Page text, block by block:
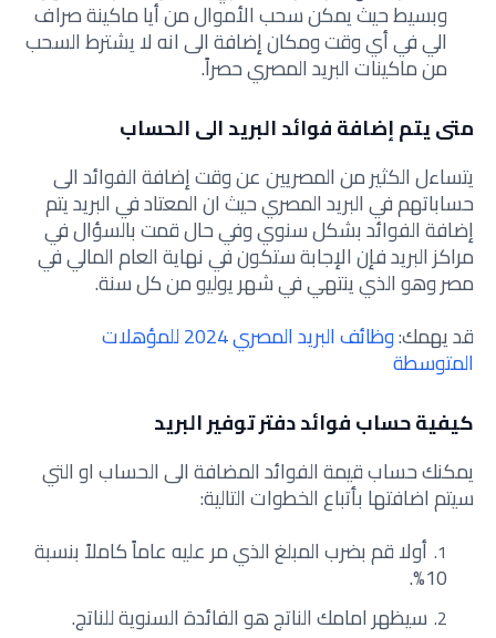
وبسيط حيث يمكن سحب الأموال من أيا ماكينة صراف
الي في أي وقت ومكان إضافة الى انه لا يشترط السحب
من ماكينات البريد المصري حصراً.
متى يتم إضافة فوائد البريد الى الحساب
يتساءل الكثير من المصريين عن وقت إضافة الفوائد الى
حساباتهم في البريد المصري حيث ان المعتاد في البريد يتم
إضافة الفوائد بشكل سنوي وفي حال قمت بالسؤال في
مراكز البريد فإن الإجابة ستكون في نهاية العام المالي في
مصر وهو الذي ينتهي في شهر يوليو من كل سنة.
قد يهمك:
وظائف البريد المصري 2024 للمؤهلات
المتوسطة
كيفية حساب فوائد دفتر توفير البريد
يمكنك حساب قيمة الفوائد المضافة الى الحساب او التي
سيتم اضافتها بأتباع الخطوات التالية:
أولا قم بضرب المبلغ الذي مر عليه عاماً كاملاً بنسبة
10%.
سيظهر امامك الناتج هو الفائدة السنوية للناتج.